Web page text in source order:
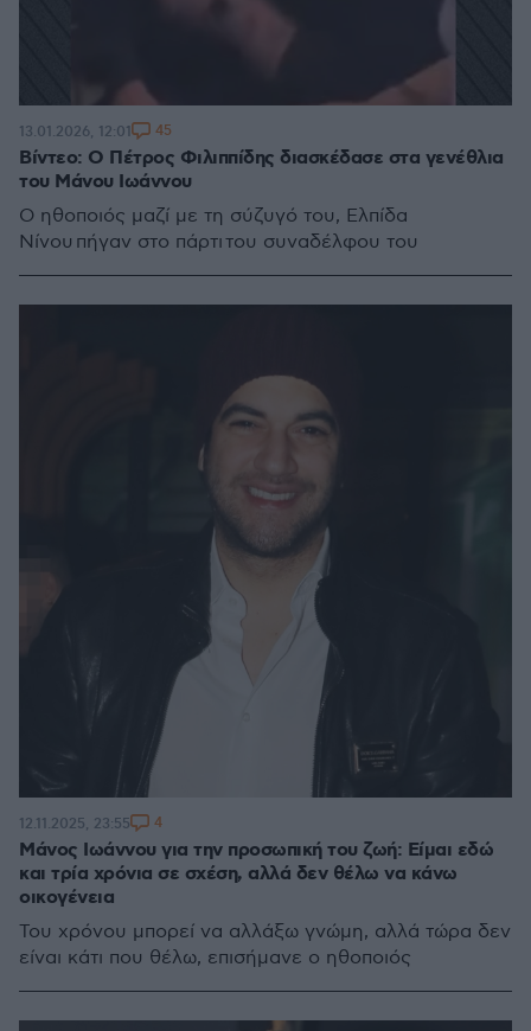
Βίντεο: Ο Πέτρος Φιλιππίδης διασκέδασε στα γενέθλια
του Μάνου Ιωάννου
Ο ηθοποιός μαζί με τη σύζυγό του, Ελπίδα
Νίνου πήγαν στο πάρτι του συναδέλφου του
13.01.2026, 12:01 45
Μάνος Ιωάννου για την προσωπική του ζωή: Είμαι εδώ
και τρία χρόνια σε σχέση, αλλά δεν θέλω να κάνω
οικογένεια
Του χρόνου μπορεί να αλλάξω γνώμη, αλλά τώρα δεν
είναι κάτι που θέλω, επισήμανε ο ηθοποιός
12.11.2025, 23:55 4